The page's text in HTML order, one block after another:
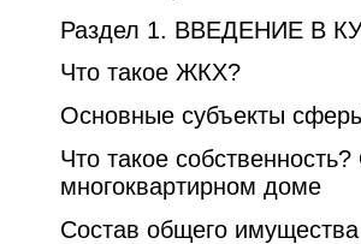
Раздел 1. ВВЕДЕНИЕ В
Что такое ЖКХ?
Основные субъекты
Что такое
многоквартирном доме
Состав общего